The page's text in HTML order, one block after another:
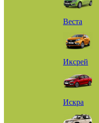
Веста
Иксрей
Искра